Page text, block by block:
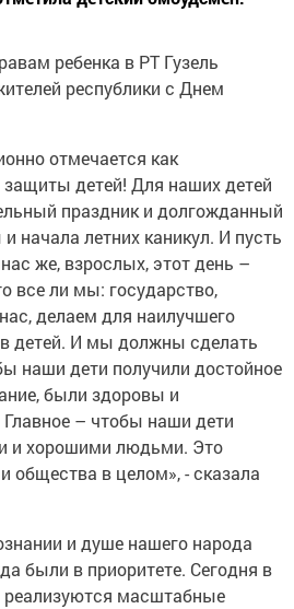
ребенка в РТ Гузель
республики с Днем
отмечается как
детей! Для наших детей
праздник и долгожданный
начала летних каникул. И пусть
же, взрослых, этот день –
все ли мы: государство,
делаем для наилучшего
детей. И мы должны сделать
наши дети получили достойное
были здоровы и
– чтобы наши дети
и хорошими людьми. Это
общества в целом», - сказала
и душе нашего народа
были в приоритете. Сегодня в
реализуются масштабные